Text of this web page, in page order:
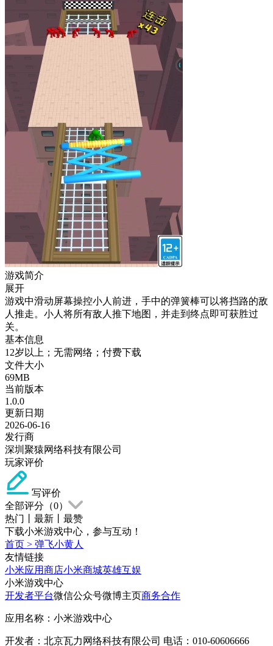
游戏简介
展开
游戏中滑动屏幕操控小人前进，手中的弹簧棒可以将挡路的敌
人推走。小人将所有敌人推下地图，并走到终点即可获胜过
关。
基本信息
12岁以上；无需网络；付费下载
文件大小
69MB
当前版本
1.0.0
更新日期
2026-06-16
发行商
深圳聚猿网络科技有限公司
玩家评价
写评价
全部评分（0）
热门
最新
最赞
下载小米游戏中心，参与互动！
首页 > 弹飞小黄人
友情链接
小米应用商店小米商城英雄互娱
小米游戏中心
开发者平台微信公众号微博主页商务合作
应用名称：小米游戏中心
开发者：北京瓦力网络科技有限公司 电话：010-60606666